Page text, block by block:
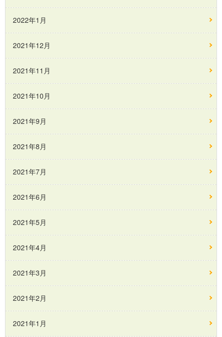
2022年1月
2021年12月
2021年11月
2021年10月
2021年9月
2021年8月
2021年7月
2021年6月
2021年5月
2021年4月
2021年3月
2021年2月
2021年1月